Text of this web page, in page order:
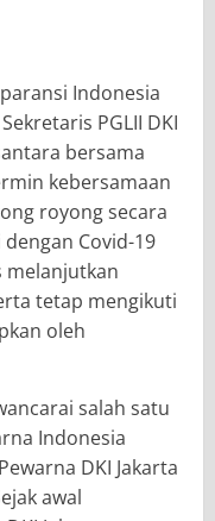
Indonesia
PGLII DKI
bersama
kebersamaan
royong secara
Covid-19
melanjutkan
tetap mengikuti
oleh
salah satu
Indonesia
DKI Jakarta
awal